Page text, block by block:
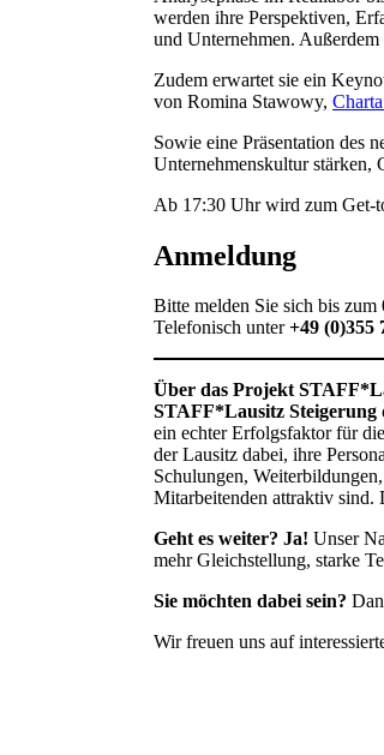
werden ihre Perspektiven,
und Unternehmen.
Zudem erwartet sie ein
von Romina Stawowy,
Sowie eine Präsentation des
Unternehmenskultur stärken,
Ab 17:30 Uhr wird zum Get-
Anmeldung
Bitte melden Sie sich bis zum
Telefonisch unter+49 (0)355
Über das Projekt
STAFF*Lausitz Steigerung
ein echter Erfolgsfaktor für
der Lausitz dabei, ihre
Schulungen,
Mitarbeitenden attraktiv sind.
Geht es weiter? Ja! Unser
mehr Gleichstellung, starke
Sie möchten dabei sein?
Wir freuen uns auf